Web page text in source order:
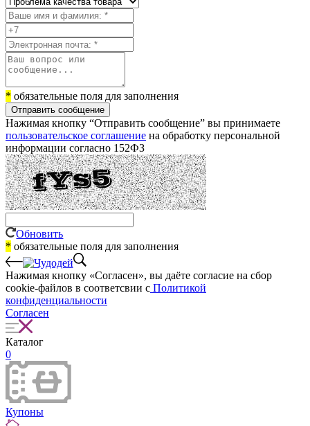
* обязательные поля для заполнения
Отправить сообщение
Нажимая кнопку “Отправить сообщение” вы принимаете
пользовательское соглашение на обработку персональной
информации согласно 152ФЗ
Обновить
* обязательные поля для заполнения
Нажимая кнопку «Согласен», вы даёте cогласие на сбор
cookie-файлов в соответсвии с Политикой
конфиденциальности
Согласен
Каталог
0
Купоны